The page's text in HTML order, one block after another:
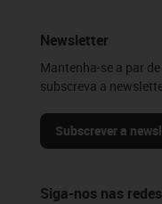
Newsletter
Mantenha-se a par
subscreva a
Subscrever a
Siga-nos nas